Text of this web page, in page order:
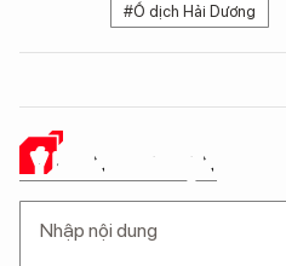
#Ổ dịch Hải Dương
Ý KIẾN CỦA BẠN